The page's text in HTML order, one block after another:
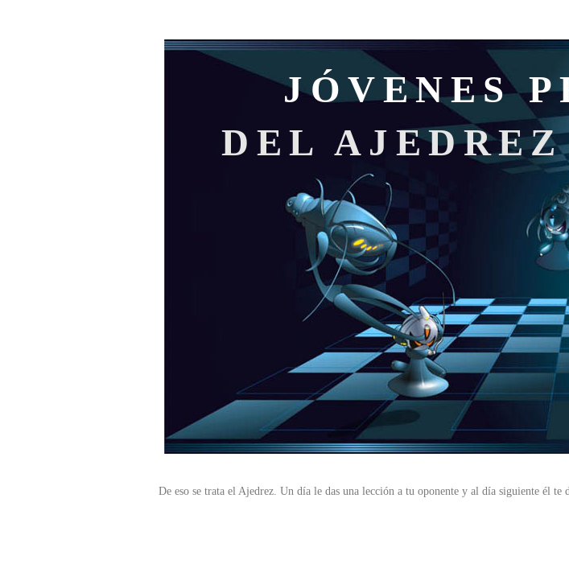
JÓVENES
DEL
De eso se trata el Ajedrez. Un día le das una lección a tu oponente y al día siguiente él te